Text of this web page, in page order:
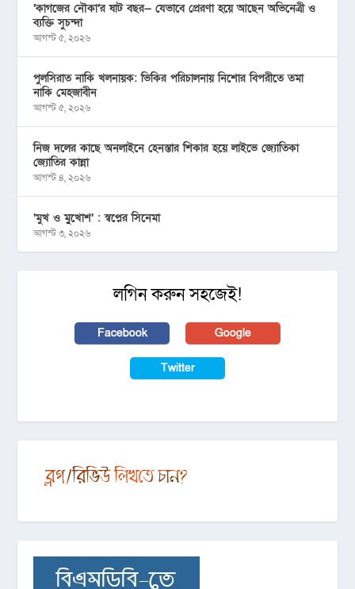
‘কাগজের নৌকা’র ষাট বছর— যেভাবে প্রেরণা হয়ে আছেন অভিনেত্রী ও
ব্যক্তি সুচন্দা
আগস্ট ৫, ২০২৬
পুলসিরাত নাকি খলনায়ক: ভিকির পরিচালনায় নিশোর বিপরীতে তমা
নাকি মেহজাবীন
আগস্ট ৫, ২০২৬
নিজ দলের কাছে অনলাইনে হেনস্তার শিকার হয়ে লাইভে জ্যোতিকা
জ্যোতির কান্না
আগস্ট ৪, ২০২৬
‘মুখ ও মু্খোশ’ : স্বপ্নের সিনেমা
আগস্ট ৩, ২০২৬
লগিন করুন সহজেই!
Facebook Google
Twitter